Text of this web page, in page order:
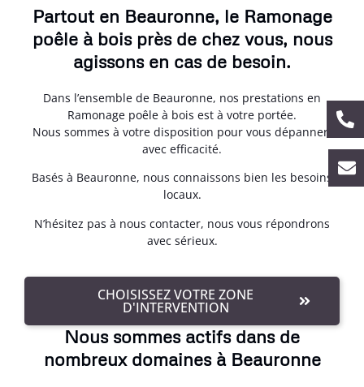
Partout en Beauronne, le Ramonage
poêle à bois près de chez vous, nous
agissons en cas de besoin.
Dans l’ensemble de Beauronne, nos prestations en
Ramonage poêle à bois est à votre portée.
Nous sommes à votre disposition pour vous dépanner,
avec efficacité.
Basés à Beauronne, nous connaissons bien les besoins
locaux.
N’hésitez pas à nous contacter, nous vous répondrons
avec sérieux.
CHOISISSEZ VOTRE ZONE
D'INTERVENTION
Nous sommes actifs dans de
nombreux domaines à Beauronne